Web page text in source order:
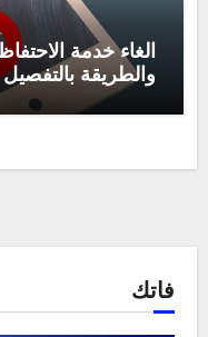
الغاء خدمة
والطريقة بالتفصيل
فاتك